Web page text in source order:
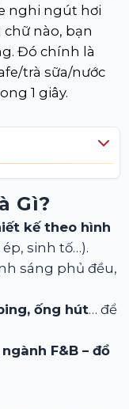
nghi ngút hơi
nào, bạn
Đó chính là
trà sữa/nước
1 giây.
Gì?
kế theo hình
ép, sinh tố…).
sáng phủ đều,
ống hút… để
ngành F&B – đồ